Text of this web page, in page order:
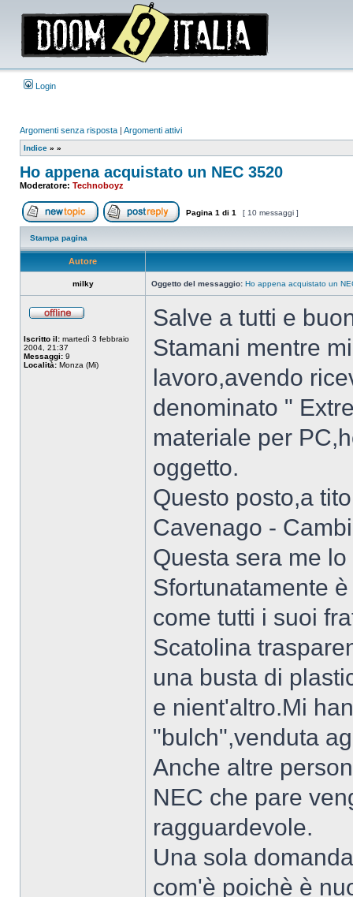
Login
Argomenti senza risposta | Argomenti attivi
Indice » »
Ho appena acquistato un NEC 3520
Moderatore: Technoboyz
Apri un nuovo argomentoRispondi all’argomento
Pagina 1 di 1 [ 10 messaggi ]
Stampa pagina
Autore
milky Oggetto del messaggio: Ho appena acquistato un
Iscritto il: martedì 3 febbraio
2004, 21:37
Messaggi: 9
Località: Monza (Mi)
Salve a tutti e
Stamani mentre
lavoro,avendo
denominato "
materiale per
oggetto.
Questo posto,a
Cavenago -
Questa sera me
Sfortunatamente
come tutti i suoi
Scatolina
una busta di
e nient'altro.Mi
"bulch",venduta
Anche altre
NEC che pare
ragguardevole.
Una sola
com'è poichè è